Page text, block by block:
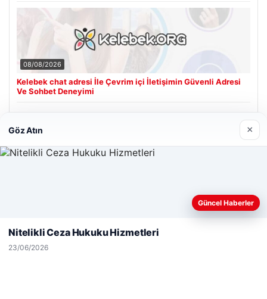
08/08/2026
Kelebek chat adresi İle Çevrim içi İletişimin Güvenli Adresi
Ve Sohbet Deneyimi
Web sitemizi nasıl kullandığınızı daha iyi anlayabilmek,
deneyiminizi kişiselleştirmek ve geliştirmek amacıyla çerezler
Göz Atın ×
Güncel Haberler
Nitelikli Ceza Hukuku Hizmetleri
23/06/2026